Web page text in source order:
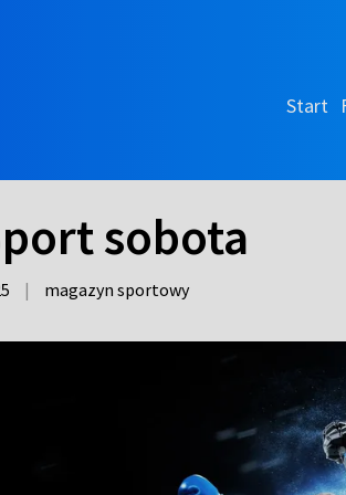
Start
sobota
| magazyn sportowy